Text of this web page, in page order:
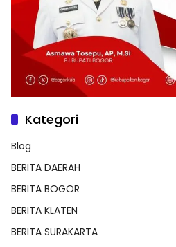
Kategori
Blog
BERITA DAERAH
BERITA BOGOR
BERITA KLATEN
BERITA SURAKARTA